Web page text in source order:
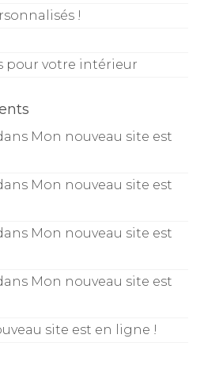
!
pour votre intérieur
Mon nouveau site est
Mon nouveau site est
Mon nouveau site est
Mon nouveau site est
site est en ligne !